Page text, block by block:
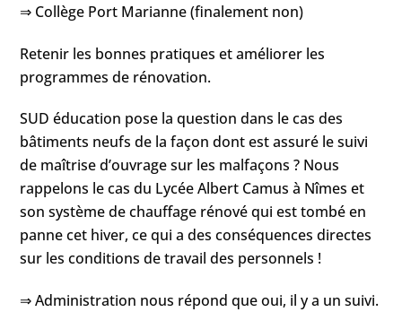
⇒ Collège Port Marianne (finalement non)
Retenir les bonnes pratiques et améliorer les
programmes de rénovation.
SUD éducation pose la question dans le cas des
bâtiments neufs de la façon dont est assuré le suivi
de maîtrise d’ouvrage sur les malfaçons ? Nous
rappelons le cas du Lycée Albert Camus à Nîmes et
son système de chauffage rénové qui est tombé en
panne cet hiver, ce qui a des conséquences directes
sur les conditions de travail des personnels !
⇒ Administration nous répond que oui, il y a un suivi.